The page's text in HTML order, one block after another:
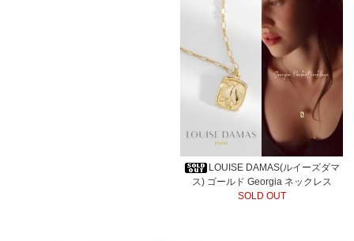
LOUISE DAMAS(ルイーズダマ
ス) ゴールド Georgia ネックレス
SOLD OUT